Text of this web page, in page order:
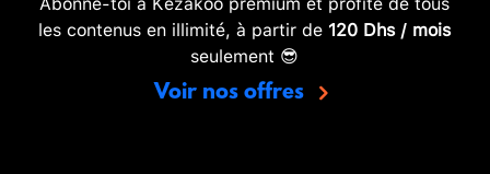
les contenus en illimité, à partir de 120 Dhs / mois
seulement 😎
Voir nos offres